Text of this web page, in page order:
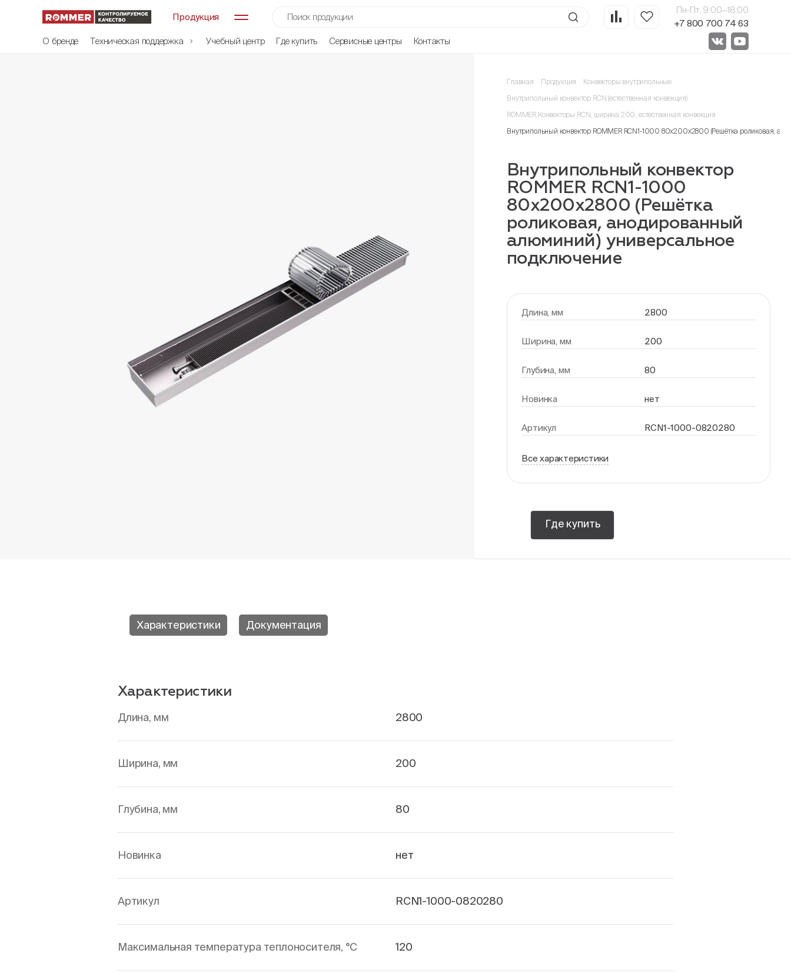
Продукция
Пн-Пт, 9:00—18:00
+7 800 700 74 63
О бренде
Техническая поддержка Учебный центр Где купить Сервисные центры Контакты
Главная Продукция Конвекторы внутрипольные
Внутрипольный конвектор RCN (естественная конвекция)
ROMMER Конвекторы RCN, ширина 200, естественная конвекция
Внутрипольный конвектор ROMMER RCN1-1000 80х200х2800 (Решётка роликовая,
Внутрипольный конвектор
ROMMER RCN1-1000
80х200х2800 (Решётка
роликовая, анодированный
алюминий) универсальное
подключение
Длина, мм 2800
Ширина, мм 200
Глубина, мм 80
Новинка нет
Артикул RCN1-1000-0820280
Все характеристики
Где купить
Характеристики Документация
Характеристики
Длина, мм 2800
Ширина, мм 200
Глубина, мм 80
Новинка нет
Артикул RCN1-1000-0820280
Максимальная температура теплоносителя, °С 120